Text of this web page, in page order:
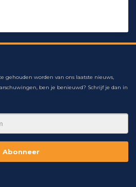
gehouden worden van ons laatste nieuws,
ben je benieuwd? Schrijf je dan in